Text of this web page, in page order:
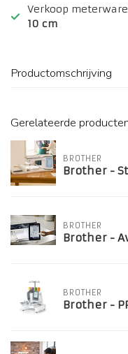
Verkoop
10 cm
Productomschrijving
Gerelateerde
BROTHER
Brother -
BROTHER
Brother -
BROTHER
Brother -